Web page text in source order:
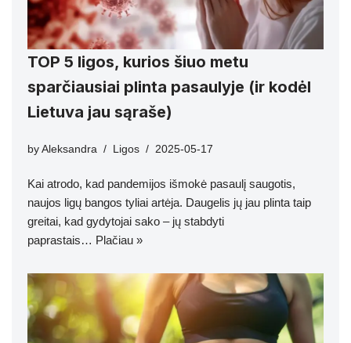
TOP 5 ligos, kurios šiuo metu
sparčiausiai plinta pasaulyje (ir kodėl
Lietuva jau sąraše)
by Aleksandra Ligos 2025-05-17
Kai atrodo, kad pandemijos išmokė pasaulį saugotis,
naujos ligų bangos tyliai artėja. Daugelis jų jau plinta taip
greitai, kad gydytojai sako – jų stabdyti
paprastais… Plačiau »